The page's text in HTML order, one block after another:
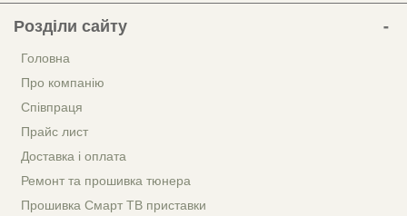
Розділи сайту
Головна
Про компанію
Співпраця
Прайс лист
Доставка і оплата
Ремонт та прошивка тюнера
Прошивка Смарт ТВ приставки